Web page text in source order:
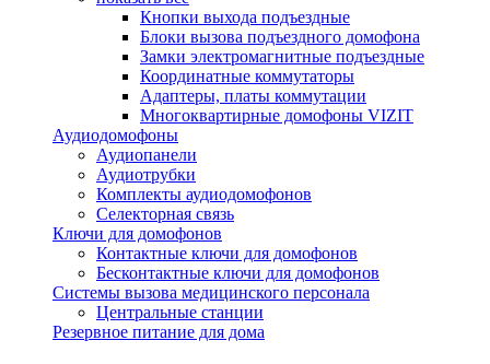
Кнопки выхода подъездные
Блоки вызова подъездного домофона
Замки электромагнитные подъездные
Координатные коммутаторы
Адаптеры, платы коммутации
Многоквартирные домофоны VIZIT
Аудиодомофоны
Аудиопанели
Аудиотрубки
Комплекты аудиодомофонов
Селекторная связь
Ключи для домофонов
Контактные ключи для домофонов
Бесконтактные ключи для домофонов
Системы вызова медицинского персонала
Центральные станции
Резервное питание для дома